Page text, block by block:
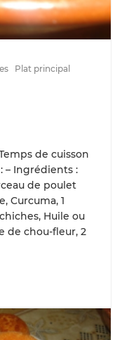
Plat principal
de cuisson
– Ingrédients :
de poulet
Curcuma, 1
Huile ou
de chou-fleur, 2